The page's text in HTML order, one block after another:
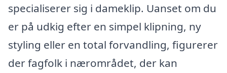
specialiserer sig i dameklip. Uanset om du
er på udkig efter en simpel klipning, ny
styling eller en total forvandling, figurerer
der fagfolk i nærområdet, der kan